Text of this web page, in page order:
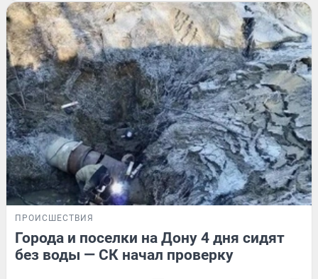
ПРОИСШЕСТВИЯ
Города и поселки на Дону 4 дня сидят
без воды — СК начал проверку